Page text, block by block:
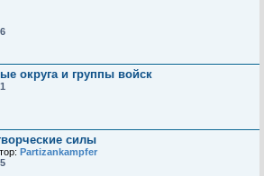
округа и группы войск
силы
Partizankampfer